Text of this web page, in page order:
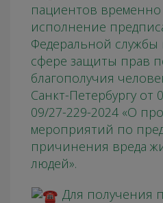
пациентов
исполнение
Федеральной службы
сфере защиты прав
благополучия
Санкт-Петербургу от
09/27-229-2024 «О
мероприятий по
причинения вреда
людей».
Для получения